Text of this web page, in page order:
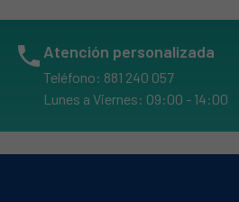
phone Atención personalizada
Teléfono: 881 240 057
Lunes a Viernes: 09:00 - 14:00